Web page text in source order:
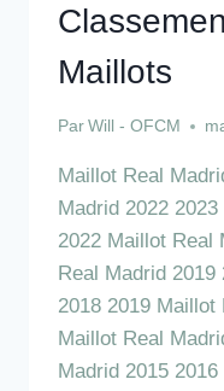
Maillots
Par Will - OFCM
Maillot Real
Madrid 2022
2022 Maillot Real
Real Madrid
2018 2019 Maillot
Maillot Real
Madrid 2015